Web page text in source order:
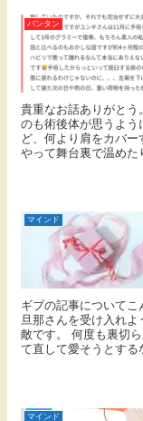
バンタン
貴重なお話ありがと
のも術後体が思うよ
ど、何より肩をカバ
やって舞台裏で温めた
マインド
ギブの記事について
旦那さんを受け入れ
敵です。 何度も裏切
て直して愛そうとする
マインド